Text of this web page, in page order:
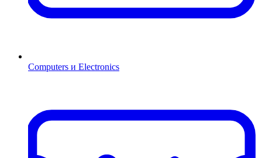
Computers и Electronics